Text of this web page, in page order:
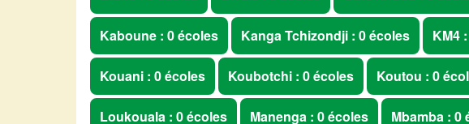
Kaboune : 0 écoles Kanga Tchizondji : 0 écoles KM4
Kouani : 0 écoles Koubotchi : 0 écoles Koutou : 0
Loukouala : 0 écoles Manenga : 0 écoles Mbamba : 0